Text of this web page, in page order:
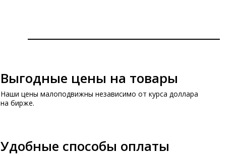
Выгодные цены на товары
Наши цены малоподвижны независимо от курса доллара
на бирже.
Удобные способы оплаты